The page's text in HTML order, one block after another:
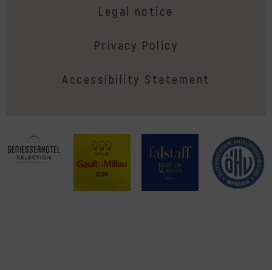
Legal notice
Privacy Policy
Accessibility Statement